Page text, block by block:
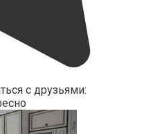
с друзьями: